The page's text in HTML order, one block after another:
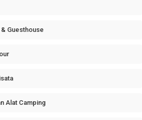
Guesthouse
Alat Camping